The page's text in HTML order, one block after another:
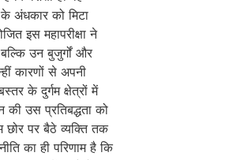
अंधकार को मिटा
इस महापरीक्षा ने
उन बुजुर्गों और
कारणों से अपनी
के दुर्गम क्षेत्रों में
की उस प्रतिबद्धता को
छोर पर बैठे व्यक्ति तक
का ही परिणाम है कि